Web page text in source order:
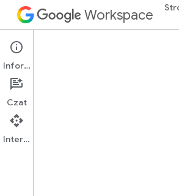
Workspace
Admin console
Przegląd
Informacje
Czat
Interfejs API